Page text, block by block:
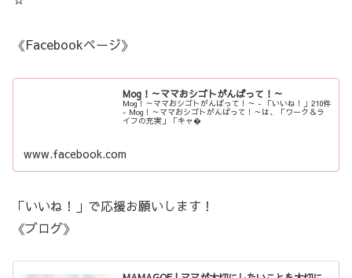
《Facebookページ》
Mog！～ママおシゴトがんばって！～
Mog！～ママおシゴトがんばって！～ - 「いいね！」210件
- Mog！～ママおシゴトがんばって！～は、「ワーク＆ラ
イフの充実」「キャ�
www.facebook.com
「いいね！」で応援お願いします！
《ブログ》